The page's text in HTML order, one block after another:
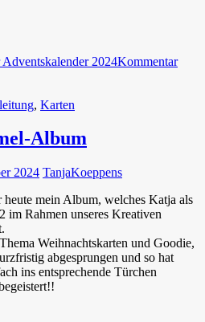
2024Kommentar
, Karten
Album
2024 TanjaKoeppens
mein Album, welches Katja als
im Rahmen unseres Kreativen
Weihnachtskarten und Goodie,
abgesprungen und so hat
ins entsprechende Türchen